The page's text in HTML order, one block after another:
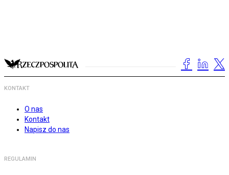
KONTAKT
O nas
Kontakt
Napisz do nas
REGULAMIN